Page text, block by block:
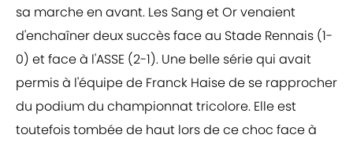
sa marche en avant. Les Sang et Or venaient
d'enchaîner deux succès face au Stade Rennais (1-
0) et face à l'ASSE (2-1). Une belle série qui avait
permis à l'équipe de Franck Haise de se rapprocher
du podium du championnat tricolore. Elle est
toutefois tombée de haut lors de ce choc face à